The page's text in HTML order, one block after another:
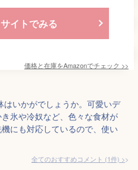
イトでみる
価格と在庫をAmazonでチェック >>
はいかがでしょうか。可愛いデ
氷や冷奴など、色々な食材が
にも対応しているので、使い
全てのおすすめコメント (1件) >